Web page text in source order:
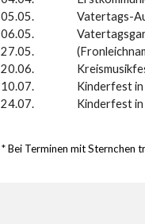
05.05.
Vatertags-
06.05.
27.05.
20.06.
10.07.
Kinderfest in
24.07. Kinderfest in
*Bei Terminen mit Sternchen